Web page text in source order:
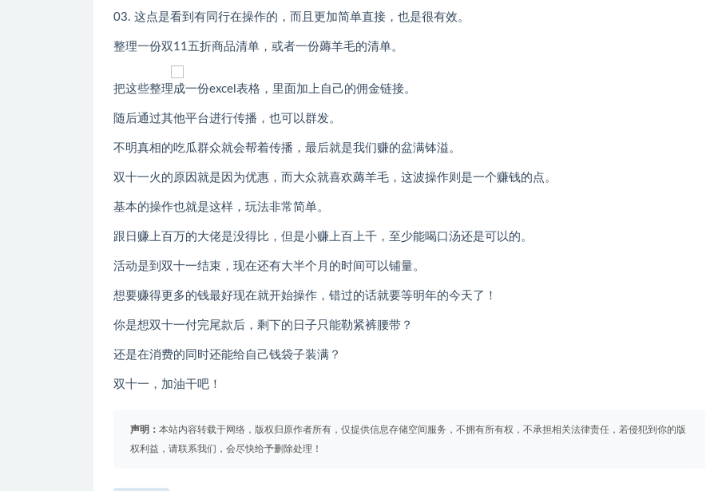
03. 这点是看到有同行在操作的，而且更加简单直接，也是很有效。
整理一份双11五折商品清单，或者一份薅羊毛的清单。
把这些整理成一份excel表格，里面加上自己的佣金链接。
随后通过其他平台进行传播，也可以群发。
不明真相的吃瓜群众就会帮着传播，最后就是我们赚的盆满钵溢。
双十一火的原因就是因为优惠，而大众就喜欢薅羊毛，这波操作则是一个赚钱的点。
基本的操作也就是这样，玩法非常简单。
跟日赚上百万的大佬是没得比，但是小赚上百上千，至少能喝口汤还是可以的。
活动是到双十一结束，现在还有大半个月的时间可以铺量。
想要赚得更多的钱最好现在就开始操作，错过的话就要等明年的今天了！
你是想双十一付完尾款后，剩下的日子只能勒紧裤腰带？
还是在消费的同时还能给自己钱袋子装满？
双十一，加油干吧！
声明： 本站内容转载于网络，版权归原作者所有，仅提供信息存储空间服务，不拥有所有权，不承担相关法律责任，若侵犯到你的版
权利益，请联系我们，会尽快给予删除处理！